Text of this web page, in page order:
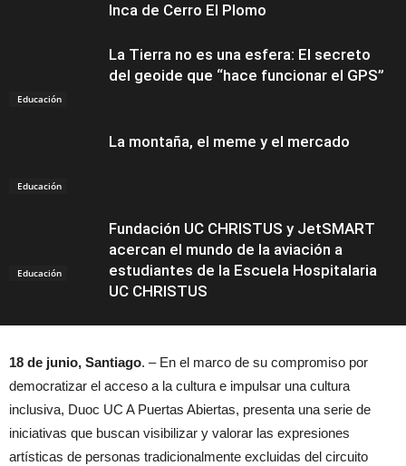
Inca de Cerro El Plomo
Educación
La Tierra no es una esfera: El secreto
del geoide que “hace funcionar el GPS”
Educación
La montaña, el meme y el mercado
Educación
Fundación UC CHRISTUS y JetSMART
acercan el mundo de la aviación a
estudiantes de la Escuela Hospitalaria
UC CHRISTUS
18 de junio, Santiago. – En el marco de su compromiso por
democratizar el acceso a la cultura e impulsar una cultura
inclusiva, Duoc UC A Puertas Abiertas, presenta una serie de
iniciativas que buscan visibilizar y valorar las expresiones
artísticas de personas tradicionalmente excluidas del circuito